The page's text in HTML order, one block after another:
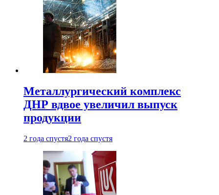
Металлургический комплекс
ДНР вдвое увеличил выпуск
продукции
2 года спустя2 года спустя